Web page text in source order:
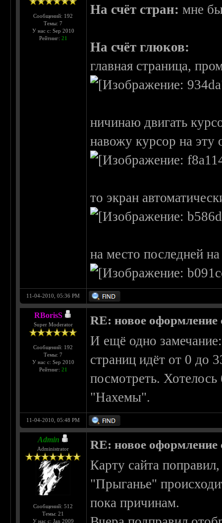
Сообщений: 192
Темы: 7
У нас с: Sep 2010
Рейтинг: 21
На счёт стран: мне
На счёт глюков:
главная страница,
ничинаю двигать
навожу курсор на эту
то экран
на место последней
11-04-2010, 05:36 PM
RBorisS
Super Moderator
Сообщений: 192
Темы: 7
У нас с: Sep 2010
Рейтинг: 21
RE: новое оформление
И ещё одно
страниц идёт от 0 до
посмотреть.
"Нахемы".
11-04-2010, 05:48 PM
Admin
Administrator
Сообщений: 512
Темы: 21
У нас с: Jan 2009
RE: новое оформление
Карту сайта
"Прыганье"
пока причинам.